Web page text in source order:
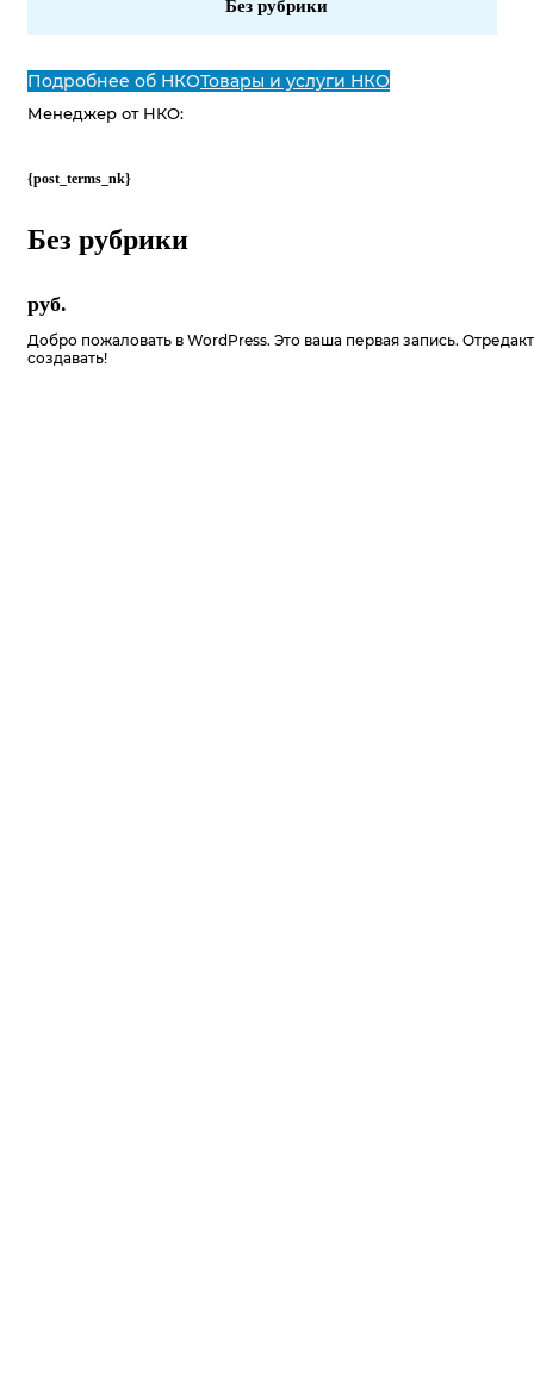
Без рубрики
Подробнее об НКОТовары и услуги НКО
Менеджер от НКО:
{post_terms_nk}
Без рубрики
руб.
Добро пожаловать в WordPress. Это ваша первая запись.
создавать!